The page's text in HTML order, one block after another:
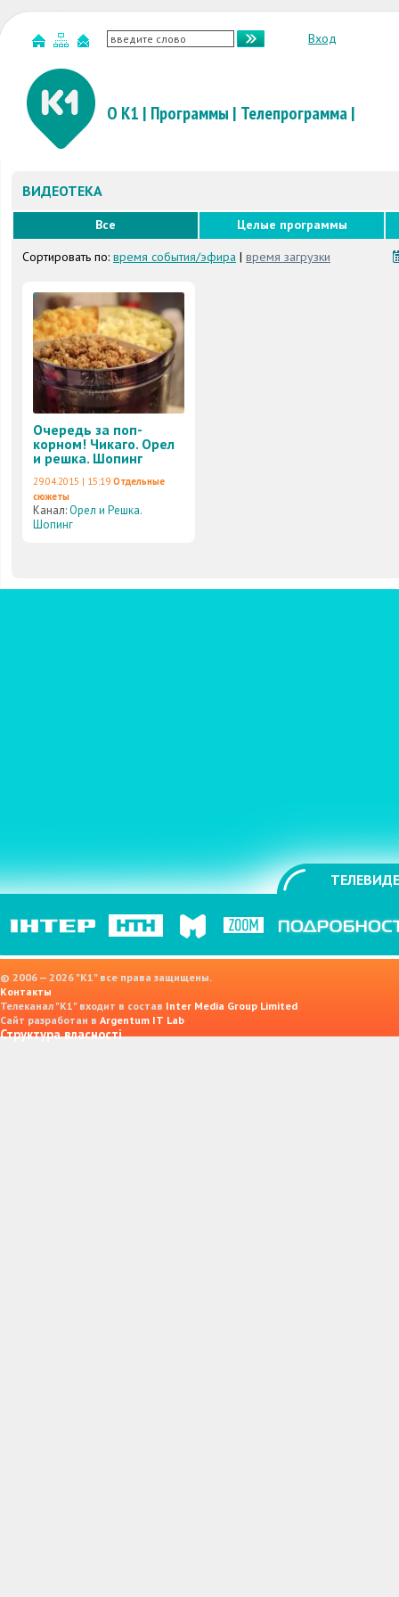
Вход
О К1 | Программы | Телепрограмма|
ВИДЕОТЕКА
Все
Целые программы
Сортировать по: время события/эфира | время загрузки
Очередь за поп-
корном! Чикаго. Орел
и решка. Шопинг
29.04.2015 | 15:19 Отдельные
сюжеты
Канал:Орел и Решка.
Шопинг
© 2006 — 2026 "K1" все права защищены.
Контакты
Телеканал "К1" входит в состав Inter Media Group Limited
Сайт разработан в Argentum IT Lab
Структура власності